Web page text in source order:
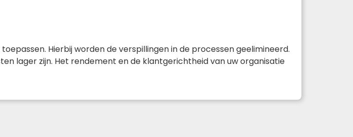
Hierbij worden de verspillingen in de processen geelimineerd.
lager zijn. Het rendement en de klantgerichtheid van uw organisatie